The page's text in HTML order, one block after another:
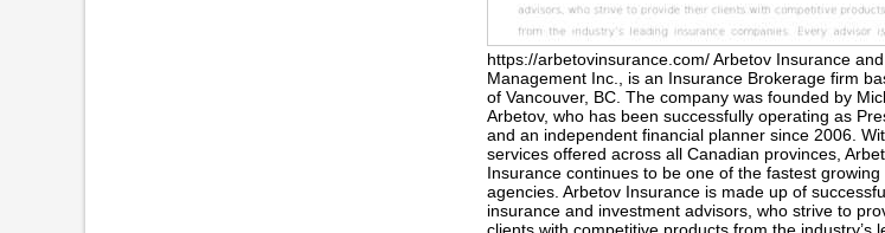
https://arbetovinsurance.com/ Arbetov Insurance
Management Inc., is an Insurance Brokerage firm
of Vancouver, BC. The company was founded by
Arbetov, who has been successfully operating as
and an independent financial planner since 2006.
services offered across all Canadian provinces,
Insurance continues to be one of the fastest growing
agencies. Arbetov Insurance is made up of
insurance and investment advisors, who strive to